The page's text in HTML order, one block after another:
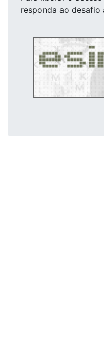
responda ao desafio